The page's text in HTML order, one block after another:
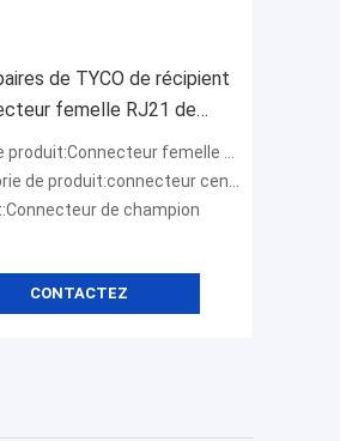
de TYCO de récipient
femelle RJ21 de
sertissant par replis le
femelle d'IDC
de produit:connecteur centronic
de champion
CONTACTEZ